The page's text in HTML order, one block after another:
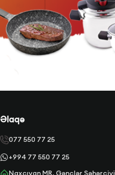
Əlaqə
077 550 77 25
+994 77 550 77 25
Naxçıvan MR. Gənclər Şəhərciyi